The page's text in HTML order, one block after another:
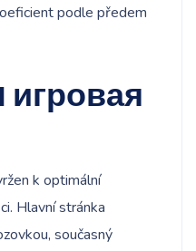
podle předem
k optimální
Hlavní stránka
současný